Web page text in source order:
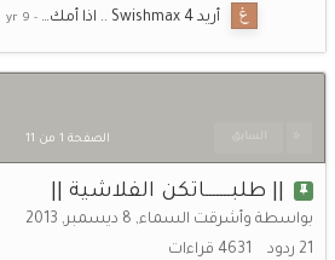
أريد Swishmax 4 .. اذا أمك…
الصفحة 1 من 11
|| طلبـــــــاتكن الفلاشية ||
بواسطة وأشرقت السماء, 8 ديسمبر, 2013
21 ردود 4631 قراءات